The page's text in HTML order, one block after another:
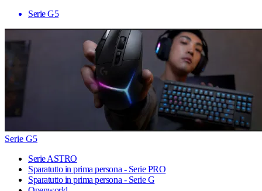
Serie G5
Serie G5
Serie ASTRO
Sparatutto in prima persona - Serie PRO
Sparatutto in prima persona - Serie G